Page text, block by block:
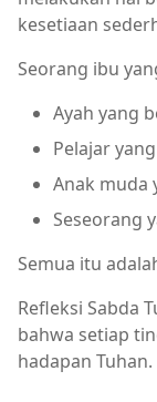
kesetiaan
Seorang ibu
Ayah yang
Pelajar
Anak muda
Seseorang
Semua itu
Refleksi Sabda
bahwa setiap
hadapan Tuhan.